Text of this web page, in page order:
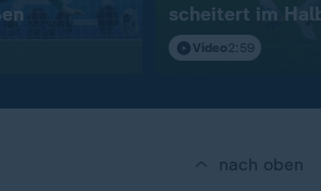
scheitert im
Video2:59
nach oben